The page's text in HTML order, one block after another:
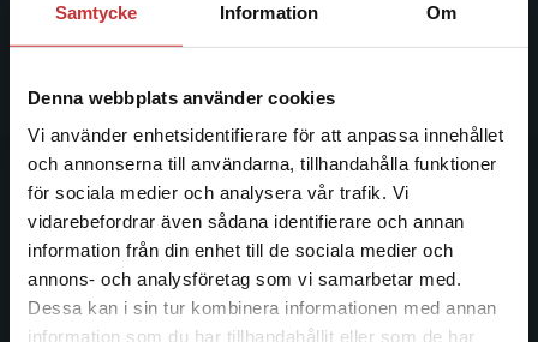
Samtycke Information Om
Denna webbplats använder cookies
Vi använder enhetsidentifierare för att anpassa innehållet
och annonserna till användarna, tillhandahålla funktioner
för sociala medier och analysera vår trafik. Vi
vidarebefordrar även sådana identifierare och annan
information från din enhet till de sociala medier och
annons- och analysföretag som vi samarbetar med.
Dessa kan i sin tur kombinera informationen med annan
information som du har tillhandahållit eller som de har
Begränsad fraktregion
Studentlitteratur grundades 1963 och är idag Sveriges
facklitteratur, utbildningar och digitala
informationstjänster i utbudet, finns Studentlitteratur med
längs hela kunskapsresan.
Kontakta oss
Kontakta oss
046-31 20 00